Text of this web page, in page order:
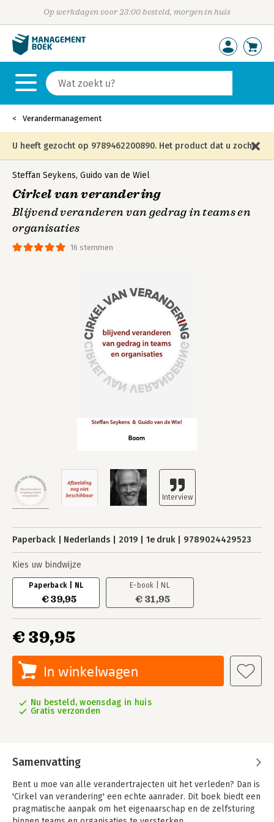
Op werkdagen voor 23:00 besteld, morgen in huis
Verandermanagement
U heeft gezocht op 9789462200890. Het product dat u zocht
is niet meer in die editie leverbaar en is vervangen door de
onderstaande editie.
16 stemmen
Steffan Seykens, Guido van de Wiel
Cirkel van verandering
Blijvend veranderen van gedrag in teams en
organisaties
Paperback Nederlands 2019 1e druk 9789024429523
Kies uw bindwijze
Paperback | NL
€ 39,95
E-book | NL
€ 31,95
€ 39,95
In winkelwagen
Nu besteld, woensdag in huis
Gratis verzonden
Samenvatting
Bent u moe van alle verandertrajecten uit het verleden? Dan is
'Cirkel van verandering' een echte aanrader. Dit boek biedt een
pragmatische aanpak om het eigenaarschap en de zelfsturing